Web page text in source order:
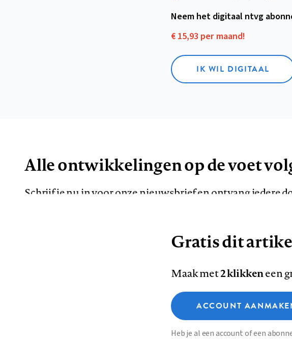
Neem het digitaal ntvg
€ 15,93 per maand!
IK WIL DIGITAAL
Alle ontwikkelingen op de voet
Schrijf je nu in voor onze nieuwsbrief en ontvang iedere
Colofon Disclaimer Privacy
Deze
Functionele cookies
Analytische cookies
Gratis dit
Maak met2 klikkeneen
ACCOUNT
Heb je al een account of een